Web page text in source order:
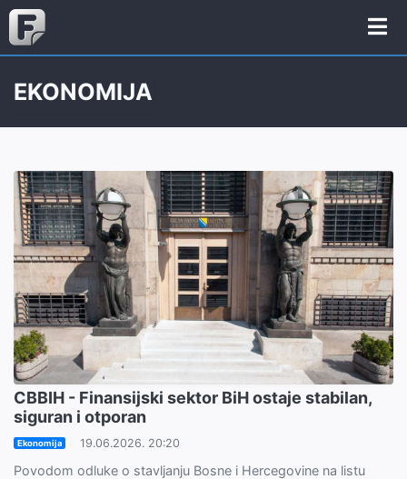
EKONOMIJA
CBBIH - Finansijski sektor BiH ostaje stabilan,
siguran i otporan
Ekonomija 19.06.2026. 20:20
Povodom odluke o stavljanju Bosne i Hercegovine na listu